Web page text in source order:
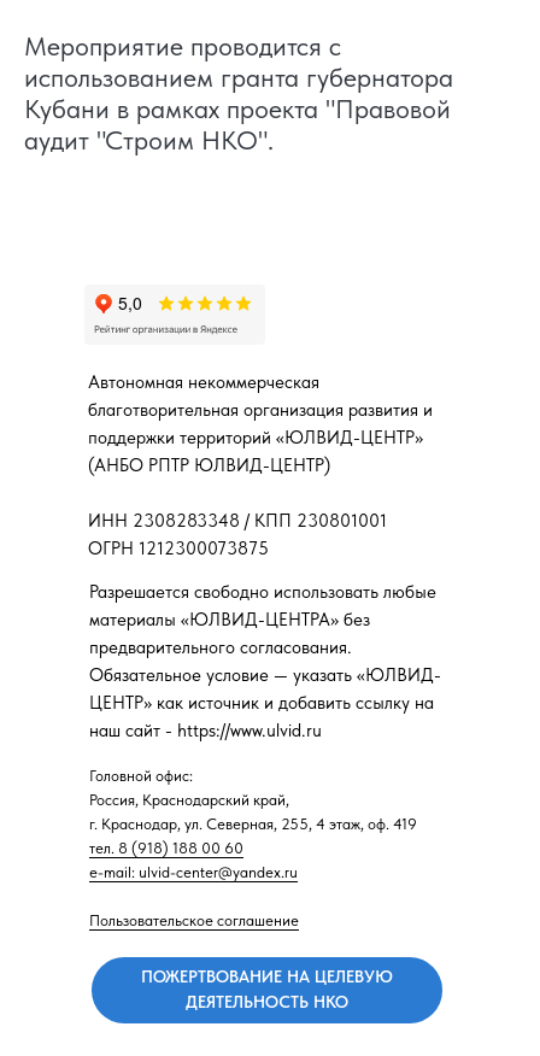
Мероприятие проводится с
использованием гранта губернатора
Кубани в рамках проекта "Правовой
аудит "Строим НКО".
Головной офис:
Россия, Краснодарский край,
г. Краснодар, ул. Северная, 255, 4 этаж, оф. 419
тел. 8 (918) 188 00 60
e-mail: ulvid-center@yandex.ru
Пользовательское соглашение
Разрешается свободно использовать любые
материалы «ЮЛВИД-ЦЕНТРА» без
предварительного согласования.
Обязательное условие — указать «ЮЛВИД-
ЦЕНТР» как источник и добавить ссылку на
наш сайт - https://www.ulvid.ru
Автономная некоммерческая
благотворительная организация развития и
поддержки территорий «ЮЛВИД-ЦЕНТР»
(АНБО РПТР ЮЛВИД-ЦЕНТР)
ИНН 2308283348 / КПП 230801001
ОГРН 1212300073875
ПОЖЕРТВОВАНИЕ НА ЦЕЛЕВУЮ
ДЕЯТЕЛЬНОСТЬ НКО